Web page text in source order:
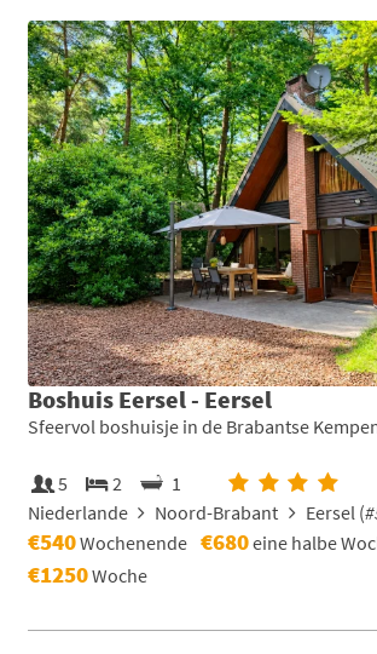
Boshuis Eersel - Eersel
Sfeervol boshuisje in de Brabantse
5 2
1
Niederlande
Noord-Brabant Eersel (
€540Wochenende €680eine halbe
€1250Woche